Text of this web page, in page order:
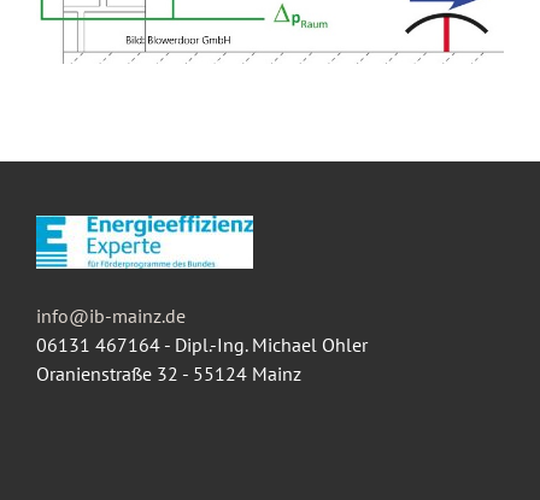
info@ib-mainz.de
06131 467164 - Dipl.-Ing. Michael Ohler
Oranienstraße 32 - 55124 Mainz